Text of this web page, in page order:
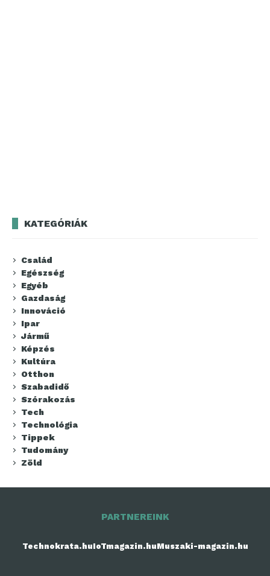
KATEGÓRIÁK
Család
Egészség
Egyéb
Gazdaság
Innováció
Ipar
Jármű
Képzés
Kultúra
Otthon
Szabadidő
Szórakozás
Tech
Technológia
Tippek
Tudomány
Zöld
PARTNEREINK
Technokrata.huIoTmagazin.huMuszaki-magazin.hu